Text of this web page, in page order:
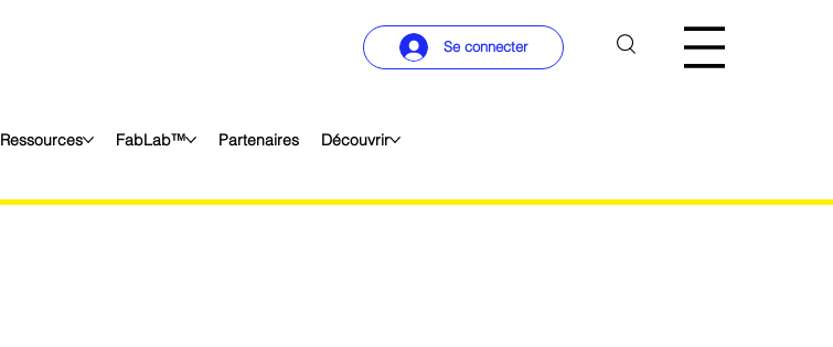
Se connecter
Ressources FabLab™ Partenaires Découvrir